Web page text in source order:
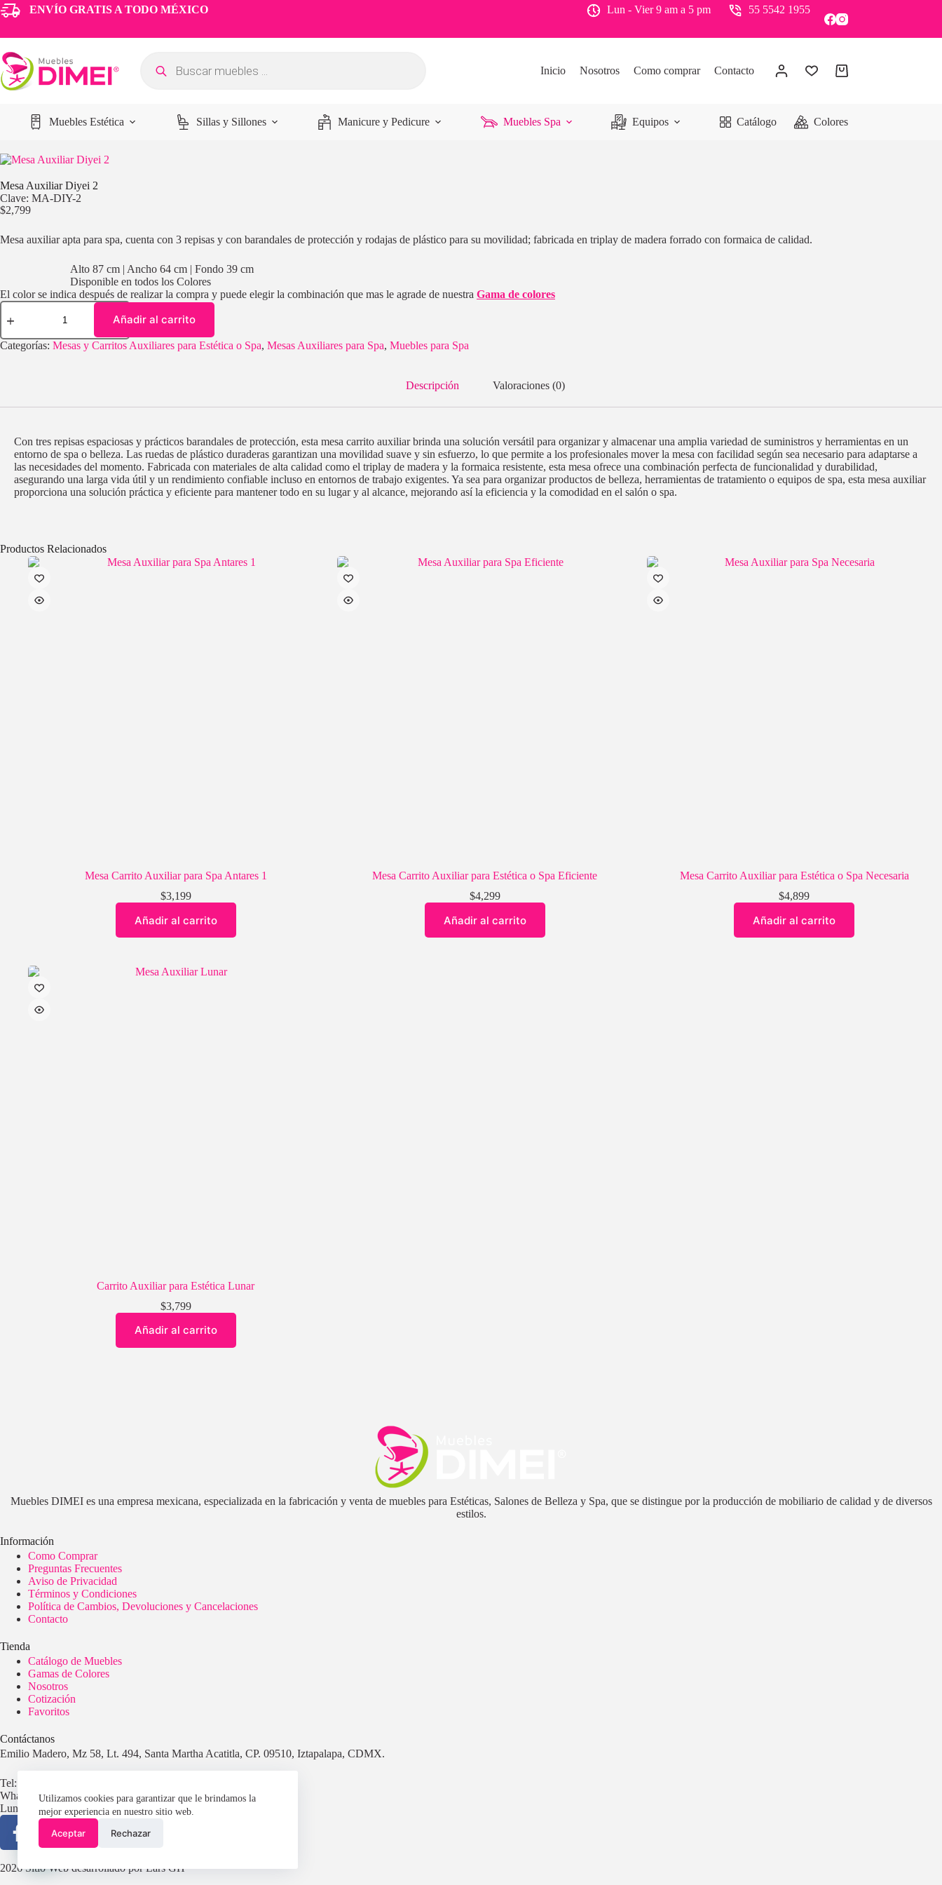
Utilizamos cookies para garantizar que le brindamos la
mejor experiencia en nuestro sitio web.
Aceptar Rechazar
ENVÍO GRATIS A TODO MÉXICO Lun - Vier 9 am a 5 pm 55 5542 1955
Inicio Nosotros Como comprar Contacto
Muebles Estética Sillas y Sillones Manicure y Pedicure Muebles Spa Equipos Catálogo Colores
Mesa Auxiliar Diyei 2
Clave: MA-DIY-2
$2,799
Mesa auxiliar apta para spa, cuenta con 3 repisas y con barandales de protección y rodajas de plástico para su movilidad; fabricada en triplay de madera forrado con formaica de calidad.
Alto 87 cm | Ancho 64 cm | Fondo 39 cm
Disponible en todos los Colores
El color se indica después de realizar la compra y puede elegir la combinación que mas le agrade de nuestra Gama de colores
Añadir al carrito
Categorías: Mesas y Carritos Auxiliares para Estética o Spa, Mesas Auxiliares para Spa, Muebles para Spa
Descripción Valoraciones (0)
Con tres repisas espaciosas y prácticos barandales de protección, esta mesa carrito auxiliar brinda una solución versátil para organizar y almacenar una amplia variedad de suministros y herramientas en un
entorno de spa o belleza. Las ruedas de plástico duraderas garantizan una movilidad suave y sin esfuerzo, lo que permite a los profesionales mover la mesa con facilidad según sea necesario para adaptarse a
las necesidades del momento. Fabricada con materiales de alta calidad como el triplay de madera y la formaica resistente, esta mesa ofrece una combinación perfecta de funcionalidad y durabilidad,
asegurando una larga vida útil y un rendimiento confiable incluso en entornos de trabajo exigentes. Ya sea para organizar productos de belleza, herramientas de tratamiento o equipos de spa, esta mesa auxiliar
proporciona una solución práctica y eficiente para mantener todo en su lugar y al alcance, mejorando así la eficiencia y la comodidad en el salón o spa.
Productos Relacionados
Mesa Carrito Auxiliar para Spa Antares 1
$3,199
Añadir al carrito
Mesa Carrito Auxiliar para Estética o Spa Eficiente
$4,299
Añadir al carrito
Mesa Carrito Auxiliar para Estética o Spa Necesaria
$4,899
Añadir al carrito
Carrito Auxiliar para Estética Lunar
$3,799
Añadir al carrito
Muebles DIMEI es una empresa mexicana, especializada en la fabricación y venta de muebles para Estéticas, Salones de Belleza y Spa, que se distingue por la producción de mobiliario de calidad y de diversos
estilos.
Información
Como Comprar
Preguntas Frecuentes
Aviso de Privacidad
Términos y Condiciones
Política de Cambios, Devoluciones y Cancelaciones
Contacto
Tienda
Catálogo de Muebles
Gamas de Colores
Nosotros
Cotización
Favoritos
Contáctanos
Emilio Madero, Mz 58, Lt. 494, Santa Martha Acatitla, CP. 09510, Iztapalapa, CDMX.
Tel: 55 5542 1955
WhatsApp: 55 2907 4668
Lunes – Viernes de 9 am a 5 pm
2026 Sitio Web desarrollado por Lars GH
💬 ¿Necesitas ayuda?